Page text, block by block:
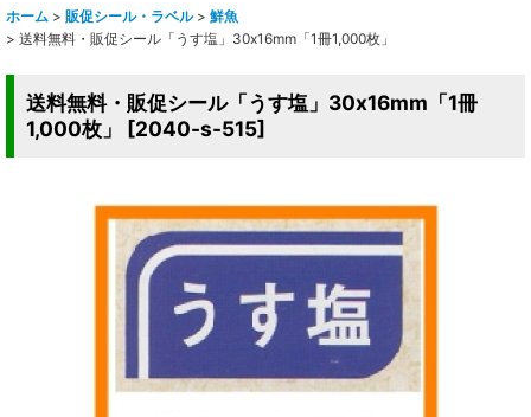
ホーム > 販促シール・ラベル > 鮮魚
> 送料無料・販促シール「うす塩」30x16mm「1冊1,000枚」
送料無料・販促シール「うす塩」30x16mm「1冊
1,000枚」
[2040-s-515]